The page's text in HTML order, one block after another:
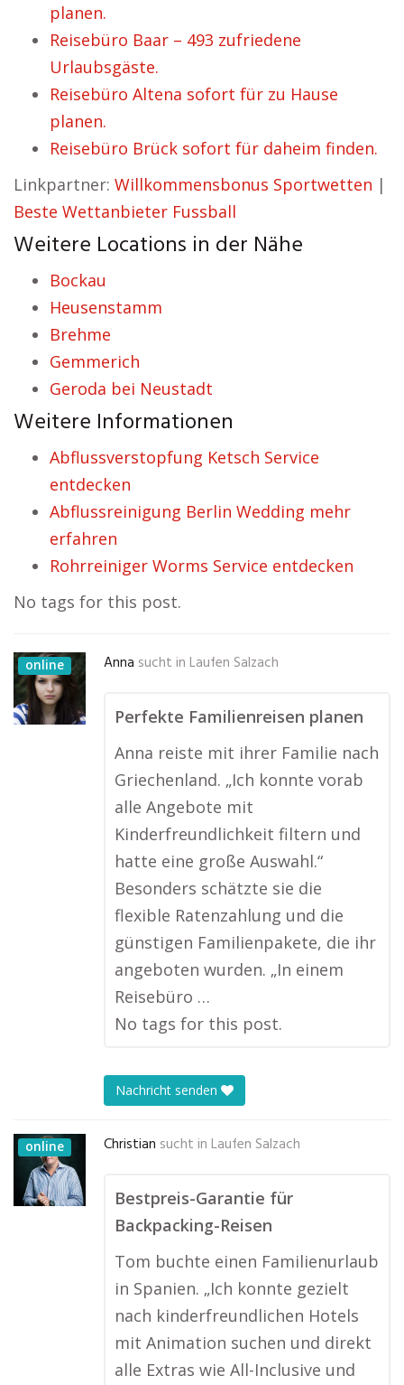
planen.
Reisebüro Baar – 493 zufriedene
Urlaubsgäste.
Reisebüro Altena sofort für zu Hause
planen.
Reisebüro Brück sofort für daheim finden.
Linkpartner: Willkommensbonus Sportwetten |
Beste Wettanbieter Fussball
Weitere Locations in der Nähe
Bockau
Heusenstamm
Brehme
Gemmerich
Geroda bei Neustadt
Weitere Informationen
Abflussverstopfung Ketsch Service
entdecken
Abflussreinigung Berlin Wedding mehr
erfahren
Rohrreiniger Worms Service entdecken
No tags for this post.
online Anna sucht in Laufen Salzach
Perfekte Familienreisen planen
Anna reiste mit ihrer Familie nach
Griechenland. „Ich konnte vorab
alle Angebote mit
Kinderfreundlichkeit filtern und
hatte eine große Auswahl.“
Besonders schätzte sie die
flexible Ratenzahlung und die
günstigen Familienpakete, die ihr
angeboten wurden. „In einem
Reisebüro …
No tags for this post.
Nachricht senden
online Christian sucht in Laufen Salzach
Bestpreis-Garantie für
Backpacking-Reisen
Tom buchte einen Familienurlaub
in Spanien. „Ich konnte gezielt
nach kinderfreundlichen Hotels
mit Animation suchen und direkt
alle Extras wie All-Inclusive und